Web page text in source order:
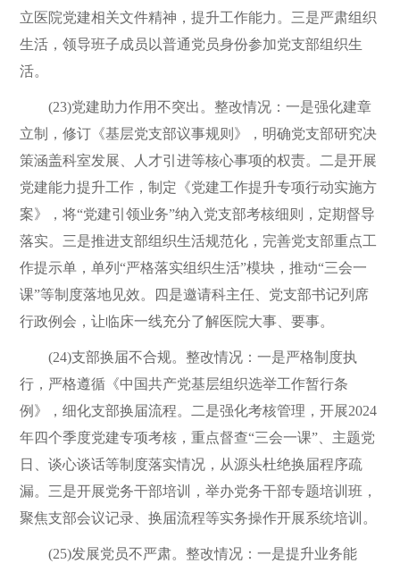
立医院党建相关文件精神，提升工作能力。三是严肃组织
生活，领导班子成员以普通党员身份参加党支部组织生
活。
(23)党建助力作用不突出。整改情况：一是强化建章
立制，修订《基层党支部议事规则》，明确党支部研究决
策涵盖科室发展、人才引进等核心事项的权责。二是开展
党建能力提升工作，制定《党建工作提升专项行动实施方
案》，将“党建引领业务”纳入党支部考核细则，定期督导
落实。三是推进支部组织生活规范化，完善党支部重点工
作提示单，单列“严格落实组织生活”模块，推动“三会一
课”等制度落地见效。四是邀请科主任、党支部书记列席
行政例会，让临床一线充分了解医院大事、要事。
(24)支部换届不合规。整改情况：一是严格制度执
行，严格遵循《中国共产党基层组织选举工作暂行条
例》，细化支部换届流程。二是强化考核管理，开展2024
年四个季度党建专项考核，重点督查“三会一课”、主题党
日、谈心谈话等制度落实情况，从源头杜绝换届程序疏
漏。三是开展党务干部培训，举办党务干部专题培训班，
聚焦支部会议记录、换届流程等实务操作开展系统培训。
(25)发展党员不严肃。整改情况：一是提升业务能